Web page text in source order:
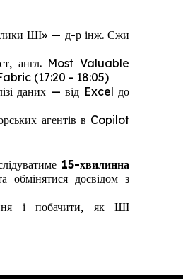
ШІ» — д-р інж. Єжи
англ. Most Valuable
(17:20 - 18:05)
даних — від Excel до
агентів в Copilot
15-хвилинна
обмінятися досвідом з
і побачити, як ШІ